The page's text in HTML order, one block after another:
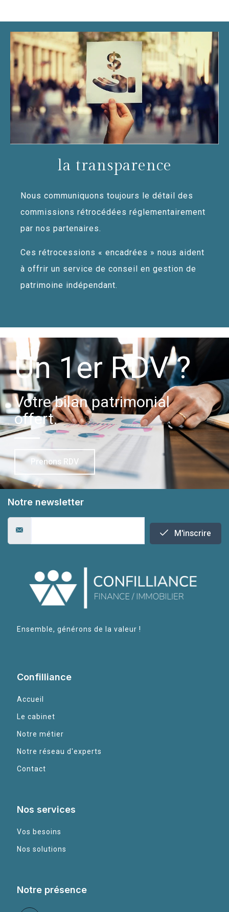
la transparence
Nous communiquons toujours le détail des
commissions rétrocédées réglementairement
par nos partenaires.
Ces rétrocessions « encadrées » nous aident
à offrir un service de conseil en gestion de
patrimoine indépendant.
Un 1er RDV ?
Votre bilan patrimonial
offert.
Prenons RDV
Notre newsletter
M'inscrire
Ensemble, générons de la valeur !
Confilliance
Accueil
Le cabinet
Notre métier
Notre réseau d'experts
Contact
Nos services
Vos besoins
Nos solutions
Notre présence